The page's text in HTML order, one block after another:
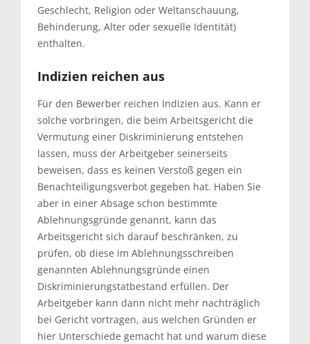
Geschlecht, Religion oder Weltanschauung,
Behinderung, Alter oder sexuelle Identität)
enthalten.
Indizien reichen aus
Für den Bewerber reichen Indizien aus. Kann er
solche vorbringen, die beim Arbeitsgericht die
Vermutung einer Diskriminierung entstehen
lassen, muss der Arbeitgeber seinerseits
beweisen, dass es keinen Verstoß gegen ein
Benachteiligungsverbot gegeben hat. Haben Sie
aber in einer Absage schon bestimmte
Ablehnungsgründe genannt, kann das
Arbeitsgericht sich darauf beschränken, zu
prüfen, ob diese im Ablehnungsschreiben
genannten Ablehnungsgründe einen
Diskriminierungstatbestand erfüllen. Der
Arbeitgeber kann dann nicht mehr nachträglich
bei Gericht vortragen, aus welchen Gründen er
hier Unterschiede gemacht hat und warum diese